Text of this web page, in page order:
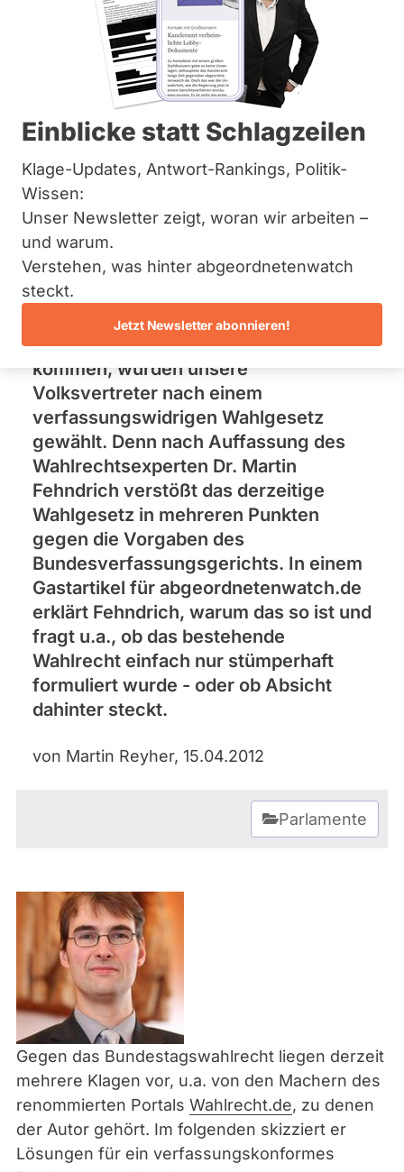
Bremen
Hamburg
Hessen
Mecklenburg-Vorpommern
Niedersachsen
Nordrhein-Westfalen
Rheinland-Pfalz
Saarland
Sachsen-Anhalt
Sachsen-Anhalt
Schleswig-Holstein
Thüringen
Archiv
Über uns
Spenden
Einblicke statt Schlagzeilen
Klage-Updates, Antwort-Rankings, Politik-
Wissen:
Unser Newsletter zeigt, woran wir arbeiten –
und warum.
Verstehen, was hinter abgeordnetenwatch
steckt.
Jetzt Newsletter abonnieren!
Warum das
Bundestagswahlrecht
verfassungswidrig ist -
und wie sich das
ändern ließe
Sollte es in den nächsten Wochen zu
vorgezogenen Neuwahlen im Bund
kommen, würden unsere
Volksvertreter nach einem
verfassungswidrigen Wahlgesetz
gewählt. Denn nach Auffassung des
Wahlrechtsexperten Dr. Martin
Fehndrich verstößt das derzeitige
Wahlgesetz in mehreren Punkten
gegen die Vorgaben des
Bundesverfassungsgerichts. In einem
Gastartikel für abgeordnetenwatch.de
erklärt Fehndrich, warum das so ist und
fragt u.a., ob das bestehende
Wahlrecht einfach nur stümperhaft
formuliert wurde - oder ob Absicht
dahinter steckt.
von Martin Reyher, 15.04.2012
Parlamente
Gegen das Bundestagswahlrecht liegen derzeit
mehrere Klagen vor, u.a. von den Machern des
renommierten Portals Wahlrecht.de, zu denen
der Autor gehört. Im folgenden skizziert er
Lösungen für ein verfassungskonformes